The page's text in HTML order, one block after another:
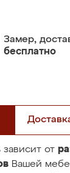
Замер,
бесплатно
от
Вашей